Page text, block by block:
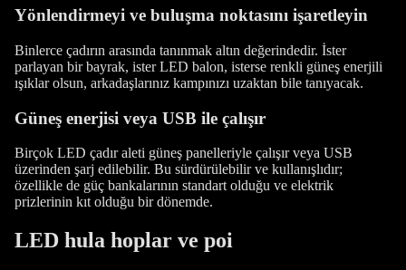
Yönlendirmeyi ve buluşma noktasını işaretleyin
Binlerce çadırın arasında tanınmak altın değerindedir. İster
parlayan bir bayrak, ister LED balon, isterse renkli güneş enerjili
ışıklar olsun, arkadaşlarınız kampınızı uzaktan bile tanıyacak.
Güneş enerjisi veya USB ile çalışır
Birçok LED çadır aleti güneş panelleriyle çalışır veya USB
üzerinden şarj edilebilir. Bu sürdürülebilir ve kullanışlıdır;
özellikle de güç bankalarının standart olduğu ve elektrik
prizlerinin kıt olduğu bir dönemde.
LED hula hoplar ve poi